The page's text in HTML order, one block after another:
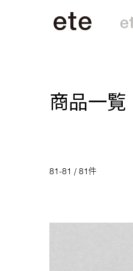
商品一覧
81-81 / 81件